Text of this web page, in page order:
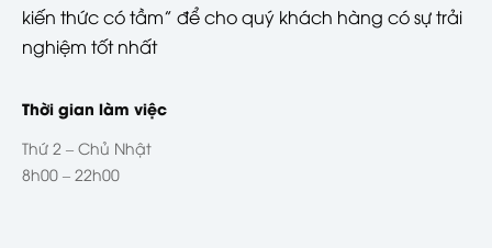
kiến thức có tầm” để cho quý khách hàng có sự trải
nghiệm tốt nhất
Thời gian làm việc
Thứ 2 – Chủ Nhật
8h00 – 22h00